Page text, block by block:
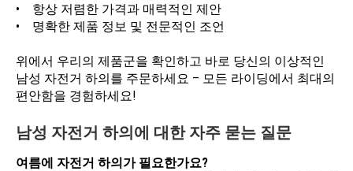
• 항상 저렴한 가격과 매력적인 제안
• 명확한 제품 정보 및 전문적인 조언
위에서 우리의 제품군을 확인하고 바로 당신의 이상적인
남성 자전거 하의를 주문하세요 – 모든 라이딩에서 최대의
편안함을 경험하세요!
남성 자전거 하의에 대한 자주 묻는 질문
여름에 자전거 하의가 필요한가요?